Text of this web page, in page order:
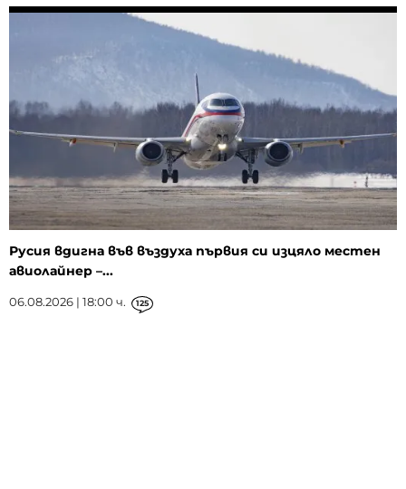
Русия вдигна във въздуха първия си изцяло местен
авиолайнер –...
06.08.2026 | 18:00 ч. 125